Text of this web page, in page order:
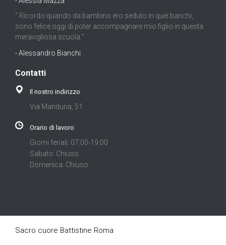
" Ricordo quando da bambino ero seduto in quei banchi,
sono felice oggi di poter accompagnare mio figlio in questa
meravigliosa scuola."
- Alessandro Bianchi
Contatti
Il nostro indirizzo
Via Manduria, 51
Orario di lavoro
Giorni feriali: 07:00-19:00
Sabato: Chiuso
Domenica: Chiuso
Sacro cuore Battistine Roma